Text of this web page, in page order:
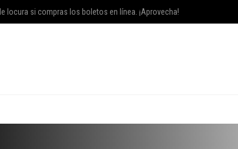
locura si compras los boletos en línea. ¡Aprovecha!